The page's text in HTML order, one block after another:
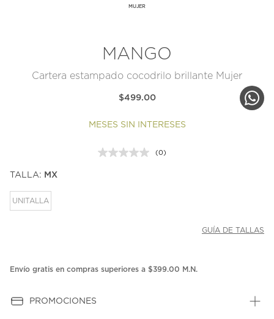
MUJER
MANGO
Cartera estampado cocodrilo brillante Mujer
$499.00
MESES SIN INTERESES
Sin
(0)
TALLA: MX
UNITALLA
GUÍA DE TALLAS
Envío gratis en compras superiores a $399.00 M.N.
PROMOCIONES